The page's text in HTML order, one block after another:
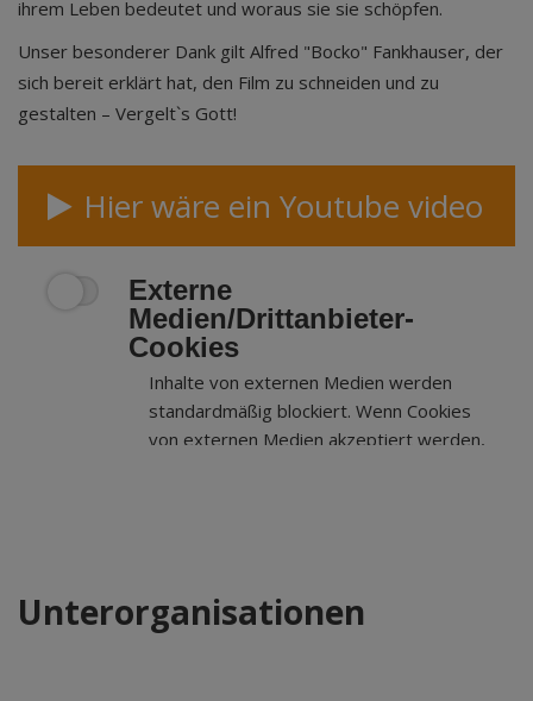
ihrem Leben bedeutet und woraus sie sie schöpfen.
Unser besonderer Dank gilt Alfred "Bocko" Fankhauser, der
sich bereit erklärt hat, den Film zu schneiden und zu
gestalten – Vergelt`s Gott!
Hier wäre ein Youtube video
Externe
Medien/Drittanbieter-
Cookies
Inhalte von externen Medien werden
standardmäßig blockiert. Wenn Cookies
von externen Medien akzeptiert werden,
Unterorganisationen